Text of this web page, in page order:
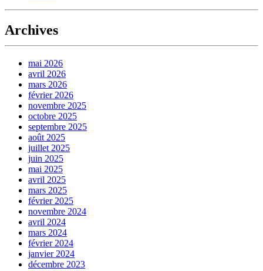
Archives
mai 2026
avril 2026
mars 2026
février 2026
novembre 2025
octobre 2025
septembre 2025
août 2025
juillet 2025
juin 2025
mai 2025
avril 2025
mars 2025
février 2025
novembre 2024
avril 2024
mars 2024
février 2024
janvier 2024
décembre 2023